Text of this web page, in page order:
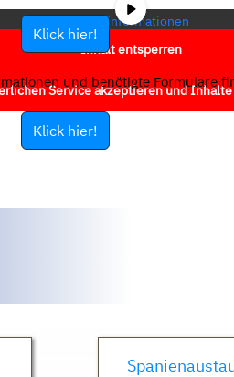
Mehr Informationen
Inhalt entsperren
Service akzeptieren und
Klick hier!
und benötigte Formulare
Klick hier!